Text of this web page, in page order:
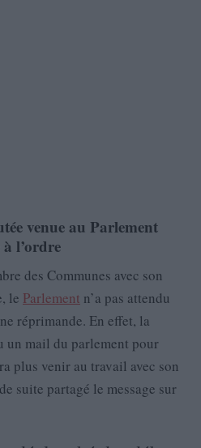
venue au Parlement
à l’ordre
des Communes avec son
le Parlement n’a pas attendu
réprimande. En effet, la
un mail du parlement pour
plus venir au travail avec son
suite partagé le message sur